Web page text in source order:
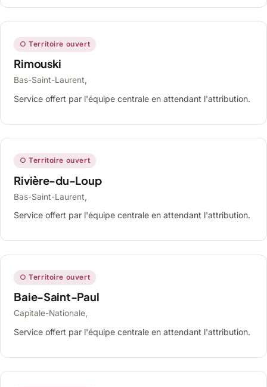
○ Territoire ouvert
Rimouski
Bas-Saint-Laurent,
Service offert par l'équipe centrale en attendant l'attribution.
○ Territoire ouvert
Rivière-du-Loup
Bas-Saint-Laurent,
Service offert par l'équipe centrale en attendant l'attribution.
○ Territoire ouvert
Baie-Saint-Paul
Capitale-Nationale,
Service offert par l'équipe centrale en attendant l'attribution.